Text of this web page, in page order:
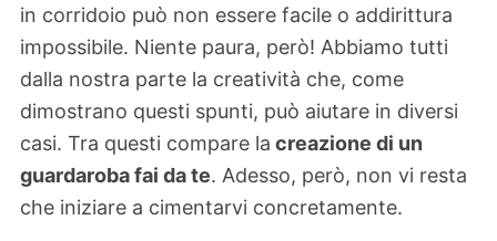
in corridoio può non essere facile o addirittura
impossibile. Niente paura, però! Abbiamo tutti
dalla nostra parte la creatività che, come
dimostrano questi spunti, può aiutare in diversi
casi. Tra questi compare la creazione di un
guardaroba fai da te. Adesso, però, non vi resta
che iniziare a cimentarvi concretamente.